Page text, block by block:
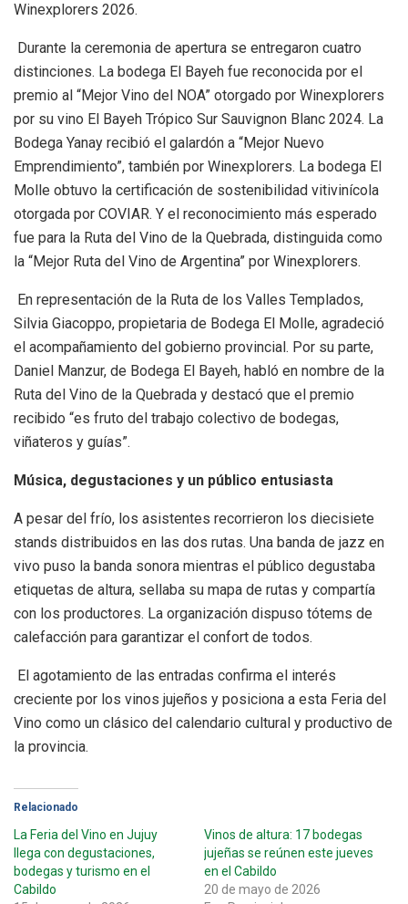
Winexplorers 2026.
Durante la ceremonia de apertura se entregaron cuatro
distinciones. La bodega El Bayeh fue reconocida por el
premio al “Mejor Vino del NOA” otorgado por Winexplorers
por su vino El Bayeh Trópico Sur Sauvignon Blanc 2024. La
Bodega Yanay recibió el galardón a “Mejor Nuevo
Emprendimiento”, también por Winexplorers. La bodega El
Molle obtuvo la certificación de sostenibilidad vitivinícola
otorgada por COVIAR. Y el reconocimiento más esperado
fue para la Ruta del Vino de la Quebrada, distinguida como
la “Mejor Ruta del Vino de Argentina” por Winexplorers.
En representación de la Ruta de los Valles Templados,
Silvia Giacoppo, propietaria de Bodega El Molle, agradeció
el acompañamiento del gobierno provincial. Por su parte,
Daniel Manzur, de Bodega El Bayeh, habló en nombre de la
Ruta del Vino de la Quebrada y destacó que el premio
recibido “es fruto del trabajo colectivo de bodegas,
viñateros y guías”.
Música, degustaciones y un público entusiasta
A pesar del frío, los asistentes recorrieron los diecisiete
stands distribuidos en las dos rutas. Una banda de jazz en
vivo puso la banda sonora mientras el público degustaba
etiquetas de altura, sellaba su mapa de rutas y compartía
con los productores. La organización dispuso tótems de
calefacción para garantizar el confort de todos.
El agotamiento de las entradas confirma el interés
creciente por los vinos jujeños y posiciona a esta Feria del
Vino como un clásico del calendario cultural y productivo de
la provincia.
Relacionado
La Feria del Vino en Jujuy
llega con degustaciones,
bodegas y turismo en el
Cabildo
Vinos de altura: 17 bodegas
jujeñas se reúnen este jueves
en el Cabildo
20 de mayo de 2026